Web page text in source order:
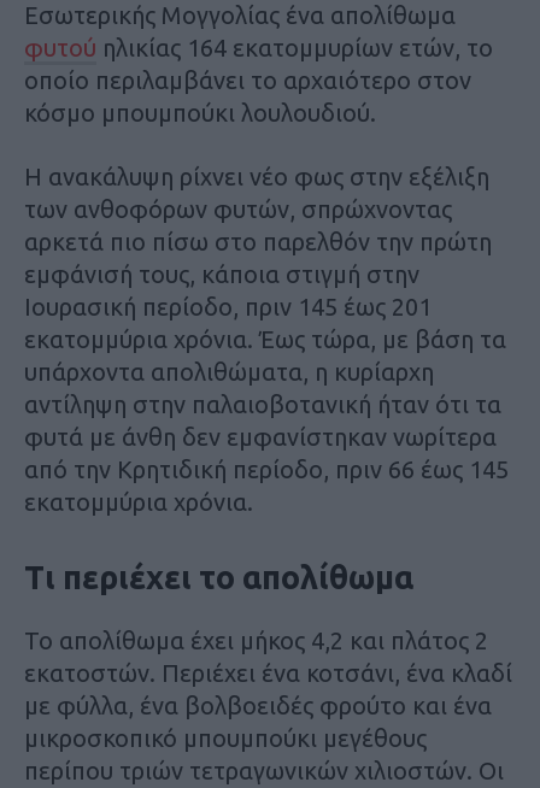
Εσωτερικής Μογγολίας ένα απολίθωμα
φυτού ηλικίας 164 εκατομμυρίων ετών, το
οποίο περιλαμβάνει το αρχαιότερο στον
κόσμο μπουμπούκι λουλουδιού.
Η ανακάλυψη ρίχνει νέο φως στην εξέλιξη
των ανθοφόρων φυτών, σπρώχνοντας
αρκετά πιο πίσω στο παρελθόν την πρώτη
εμφάνισή τους, κάποια στιγμή στην
Ιουρασική περίοδο, πριν 145 έως 201
εκατομμύρια χρόνια. Έως τώρα, με βάση τα
υπάρχοντα απολιθώματα, η κυρίαρχη
αντίληψη στην παλαιοβοτανική ήταν ότι τα
φυτά με άνθη δεν εμφανίστηκαν νωρίτερα
από την Κρητιδική περίοδο, πριν 66 έως 145
εκατομμύρια χρόνια.
Τι περιέχει το απολίθωμα
Το απολίθωμα έχει μήκος 4,2 και πλάτος 2
εκατοστών. Περιέχει ένα κοτσάνι, ένα κλαδί
με φύλλα, ένα βολβοειδές φρούτο και ένα
μικροσκοπικό μπουμπούκι μεγέθους
περίπου τριών τετραγωνικών χιλιοστών. Οι